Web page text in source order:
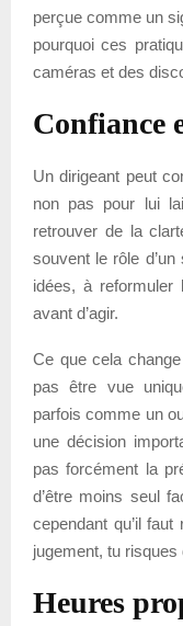
perçue comme un
pourquoi ces
caméras et des
Confiance
Un dirigeant peut
non pas pour lui
retrouver de la
souvent le rôle
idées, à reformuler
avant d’agir.
Ce que cela
pas être vue
parfois comme un
une décision
pas forcément la
d’être moins seul
cependant qu’il
jugement, tu
Heures